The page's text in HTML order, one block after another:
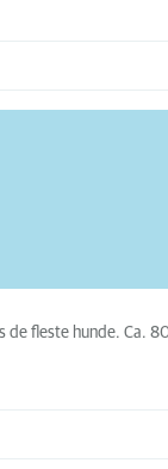
de fleste hunde.